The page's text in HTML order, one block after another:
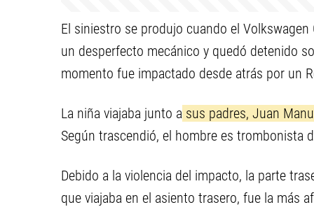
El siniestro se produjo cuando el
un desperfecto mecánico y quedó detenido
momento fue impactado desde atrás por un
La niña viajaba junto a sus padres, Juan
Según trascendió, el hombre es trombonista
Debido a la violencia del impacto, la parte
que viajaba en el asiento trasero, fue la más